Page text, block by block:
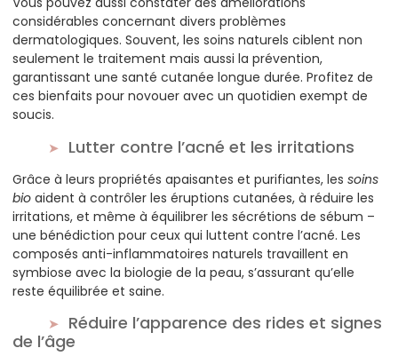
considérables concernant divers problèmes
dermatologiques. Souvent, les soins naturels ciblent non
seulement le traitement mais aussi la prévention,
garantissant une santé cutanée longue durée. Profitez de
ces bienfaits pour novouer avec un quotidien exempt de
soucis.
Lutter contre l’acné et les irritations
Grâce à leurs propriétés apaisantes et purifiantes, les soins
bio aident à contrôler les éruptions cutanées, à réduire les
irritations, et même à équilibrer les sécrétions de sébum –
une bénédiction pour ceux qui luttent contre l’acné. Les
composés anti-inflammatoires naturels travaillent en
symbiose avec la biologie de la peau, s’assurant qu’elle
reste équilibrée et saine.
Réduire l’apparence des rides et signes
de l’âge